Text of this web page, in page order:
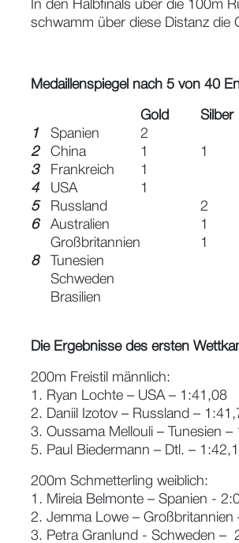
In den Halbfinals über die 100m
schwamm über diese Distanz die
Medaillenspiegel nach 5 von 40
Gold Silber
1
Spanien 2
2
China 1 1
3
Frankreich 1
4
USA 1
5
Russland 2
6
Australien 1
Großbritannien
1
8
Tunesien
Schweden
Brasilien
Die Ergebnisse des ersten
200m Freistil männlich:
1. Ryan Lochte – USA – 1:41,08
2. Daniil Izotov – Russland –
3. Oussama Mellouli – Tunesien –
5. Paul Biedermann – Dtl. –
200m Schmetterling weiblich:
1. Mireia Belmonte – Spanien -
2. Jemma Lowe – Großbritannien
3. Petra Granlund - Schweden –